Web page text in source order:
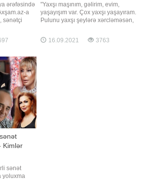
ərəfəsində
a
sənətçi
gün
edək ki,
bir
"Yaxşı maşınım, gəlirim, evim,
yaşayışım var. Çox yaxşı yaşayıram.
Pulunu yaxşı şeylərə xərcləməsən,
də yaxşı şeylərə, xeyriyyəyə
xərcləyirəm. Eləsi olur ki, pulu var,
16.09.2021 3763
Kimlər
sənət
yoluxma